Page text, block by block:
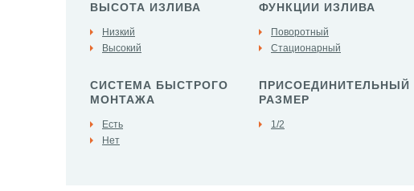
ВЫСОТА ИЗЛИВА
Низкий
Высокий
ФУНКЦИИ ИЗЛИВА
Поворотный
Стационарный
СИСТЕМА БЫСТРОГО
МОНТАЖА
Есть
Нет
ПРИСОЕДИНИТЕЛЬНЫЙ
РАЗМЕР
1/2